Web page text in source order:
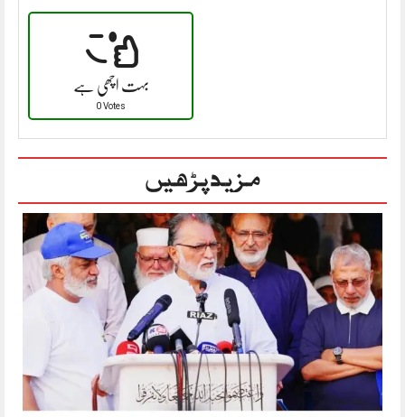
بہت اچھی ہے
0 Votes
مزید پڑھیں